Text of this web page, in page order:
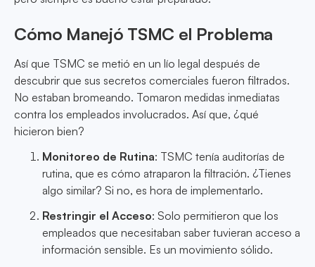
Cómo Manejó TSMC el Problema
Así que TSMC se metió en un lío legal después de
descubrir que sus secretos comerciales fueron filtrados.
No estaban bromeando. Tomaron medidas inmediatas
contra los empleados involucrados. Así que, ¿qué
hicieron bien?
Monitoreo de Rutina: TSMC tenía auditorías de
rutina, que es cómo atraparon la filtración. ¿Tienes
algo similar? Si no, es hora de implementarlo.
Restringir el Acceso: Solo permitieron que los
empleados que necesitaban saber tuvieran acceso a
información sensible. Es un movimiento sólido.